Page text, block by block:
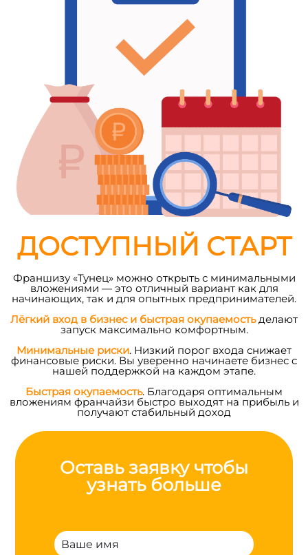
ДОСТУПНЫЙ СТАРТ
Франшизу «Тунец» можно открыть с минимальными
вложениями — это отличный вариант как для
начинающих, так и для опытных предпринимателей.
Лёгкий вход в бизнес и быстрая окупаемостьделают
запуск максимально комфортным.
Минимальные риски. Низкий порог входа снижает
финансовые риски. Вы уверенно начинаете бизнес с
нашей поддержкой на каждом этапе.
Быстрая окупаемость. Благодаря оптимальным
вложениям франчайзи быстро выходят на прибыль и
получают стабильный доход
Оставь заявку чтобы
узнать больше